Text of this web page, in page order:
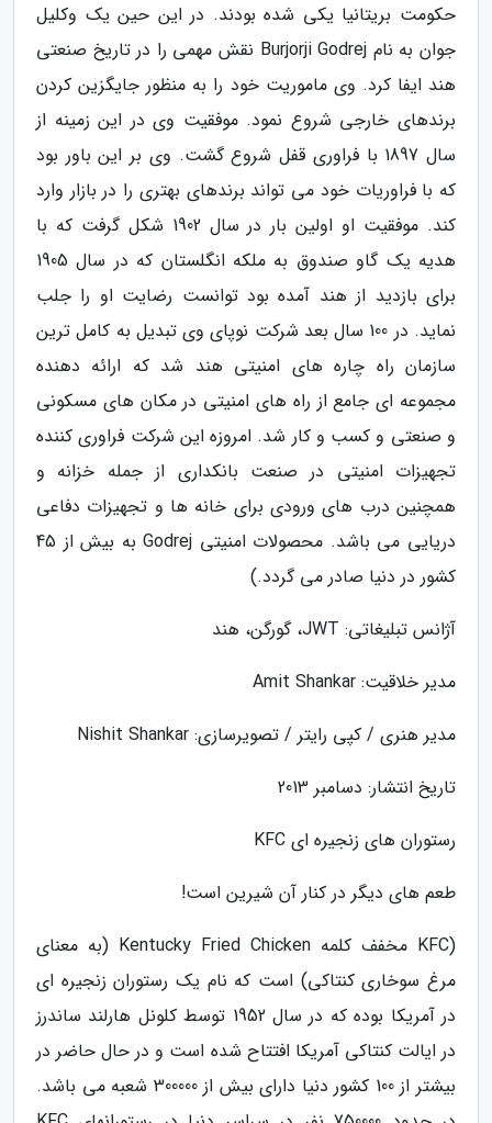
حکومت بریتانیا یکی شده بودند. در این حین یک وکلیل
جوان به نام Burjorji Godrej نقش مهمی را در تاریخ صنعتی
هند ایفا کرد. وی ماموریت خود را به منظور جایگزین کردن
برندهای خارجی شروع نمود. موفقیت وی در این زمینه از
سال 1897 با فراوری قفل شروع گشت. وی بر این باور بود
که با فراوریات خود می تواند برندهای بهتری را در بازار وارد
کند. موفقیت او اولین بار در سال 1902 شکل گرفت که با
هدیه یک گاو صندوق به ملکه انگلستان که در سال 1905
برای بازدید از هند آمده بود توانست رضایت او را جلب
نماید. در 100 سال بعد شرکت نوپای وی تبدیل به کامل ترین
سازمان راه چاره های امنیتی هند شد که ارائه دهنده
مجموعه ای جامع از راه های امنیتی در مکان های مسکونی
و صنعتی و کسب و کار شد. امروزه این شرکت فراوری کننده
تجهیزات امنیتی در صنعت بانکداری از جمله خزانه و
همچنین درب های ورودی برای خانه ها و تجهیزات دفاعی
دریایی می باشد. محصولات امنیتی Godrej به بیش از 45
کشور در دنیا صادر می گردد.)
آژانس تبلیغاتی: JWT، گورگن، هند
مدیر خلاقیت: Amit Shankar
مدیر هنری / کپی رایتر / تصویرسازی: Nishit Shankar
تاریخ انتشار: دسامبر 2013
رستوران های زنجیره ای KFC
طعم های دیگر در کنار آن شیرین است!
(KFC مخفف کلمه Kentucky Fried Chicken (به معنای
مرغ سوخاری کنتاکی) است که نام یک رستوران زنجیره ای
در آمریکا بوده که در سال 1952 توسط کلونل هارلند ساندرز
در ایالت کنتاکی آمریکا افتتاح شده است و در حال حاضر در
بیشتر از 100 کشور دنیا دارای بیش از 300000 شعبه می باشد.